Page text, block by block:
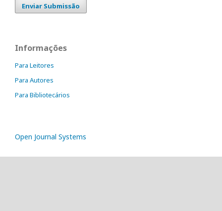
Enviar Submissão
Informações
Para Leitores
Para Autores
Para Bibliotecários
Open Journal Systems